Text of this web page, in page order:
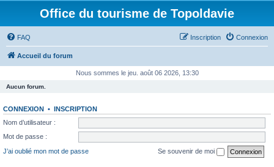
Office du tourisme de Topoldavie
FAQ Connexion
Inscription
Accueil du forum
Nous sommes le jeu. août 06 2026, 13:30
Aucun forum.
CONNEXION • INSCRIPTION
Nom d’utilisateur :
Mot de passe :
J’ai oublié mon mot de passe
Se souvenir de moi